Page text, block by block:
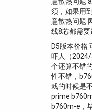
须，如果用
意散热问题
线8芯都需要
D5版本价格
吓人（
个还算不错
性不错，
戏的时候是
prime
b760m-e，